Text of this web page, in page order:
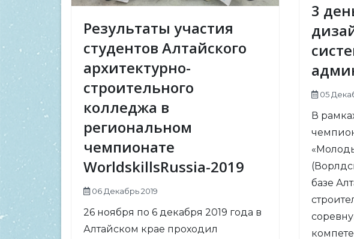
Результаты участия
студентов Алтайского
архитектурно-
строительного
колледжа в
региональном
чемпионате
WorldskillsRussia-2019
06 Декабрь 2019
26 ноября по 6 декабря 2019 года в
Алтайском крае проходил
3
05
В
базе